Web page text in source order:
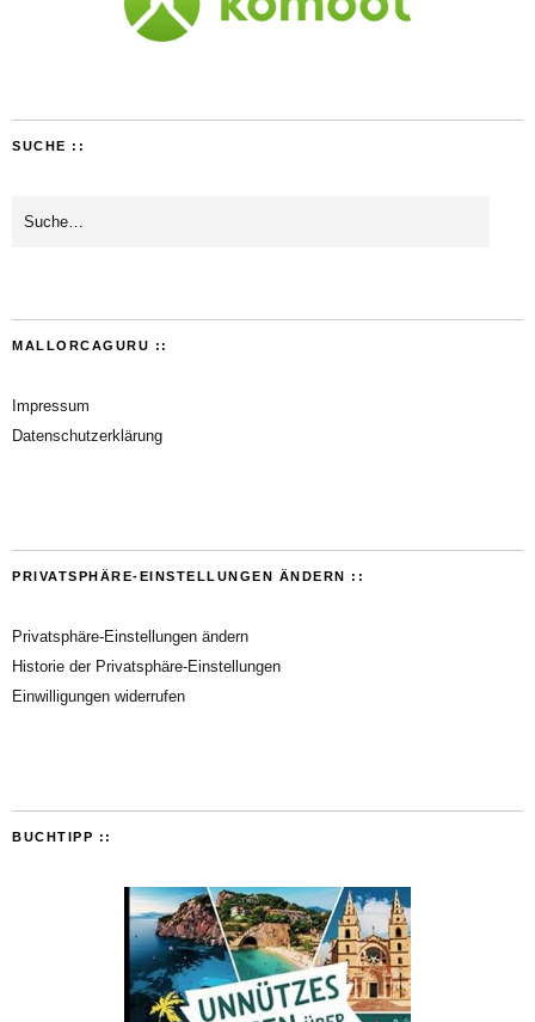
SUCHE ::
MALLORCAGURU ::
Impressum
Datenschutzerklärung
PRIVATSPHÄRE-EINSTELLUNGEN ÄNDERN ::
Privatsphäre-Einstellungen ändern
Historie der Privatsphäre-Einstellungen
Einwilligungen widerrufen
BUCHTIPP ::